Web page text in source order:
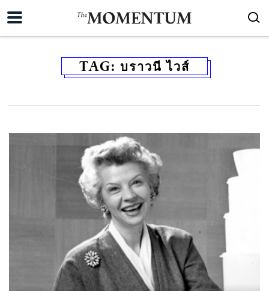
TAG: บราวนี ไวส์